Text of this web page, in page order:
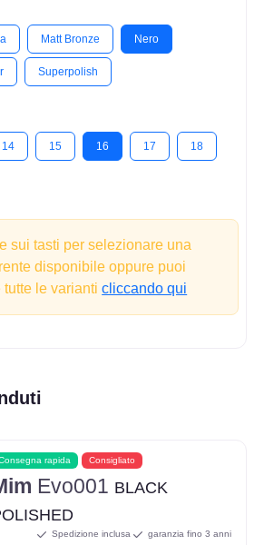
Matt Bronze Nero
Superpolish
14 15 16 17 18
sui tasti per selezionare una
disponibile oppure puoi
tutte le varianticliccando qui
rapida Consigliato
Evo001 BLACK
Spedizione inclusa garanzia fino 3 anni